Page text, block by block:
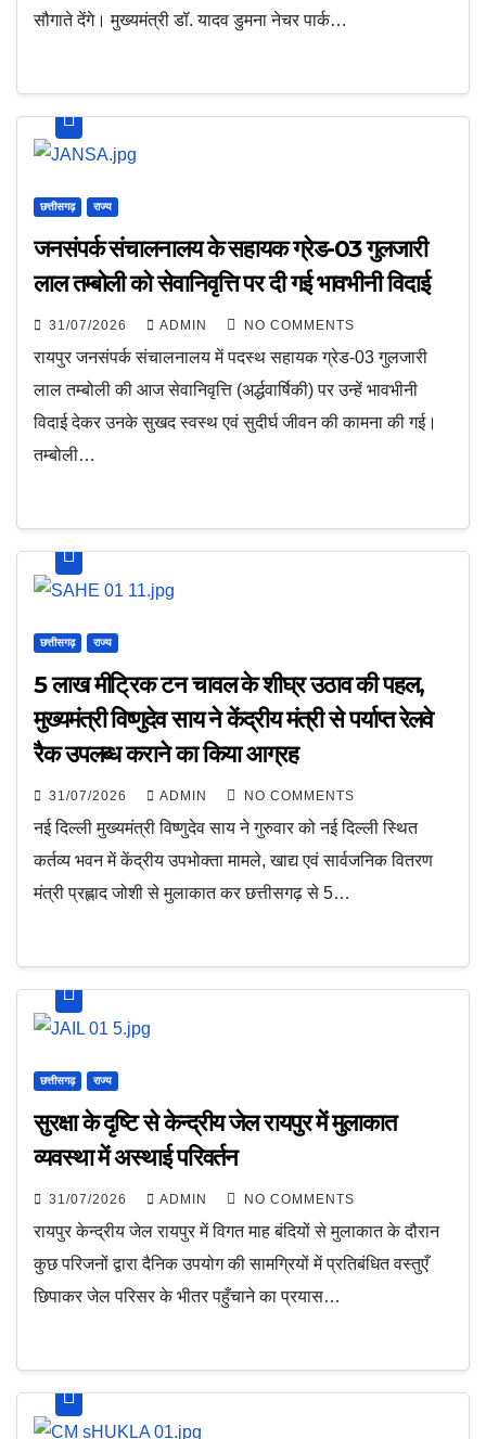
सौगाते देंगे। मुख्यमंत्री डॉ. यादव डुमना नेचर पार्क…
छत्तीसगढ़ राज्य
जनसंपर्क संचालनालय के सहायक ग्रेड-03 गुलजारी
लाल तम्बोली को सेवानिवृत्ति पर दी गई भावभीनी विदाई
31/07/2026 ADMIN NO COMMENTS
रायपुर जनसंपर्क संचालनालय में पदस्थ सहायक ग्रेड-03 गुलजारी
लाल तम्बोली की आज सेवानिवृत्ति (अर्द्धवार्षिकी) पर उन्हें भावभीनी
विदाई देकर उनके सुखद स्वस्थ एवं सुदीर्घ जीवन की कामना की गई।
तम्बोली…
छत्तीसगढ़ राज्य
5 लाख मीट्रिक टन चावल के शीघ्र उठाव की पहल,
मुख्यमंत्री विष्णुदेव साय ने केंद्रीय मंत्री से पर्याप्त रेलवे
रैक उपलब्ध कराने का किया आग्रह
31/07/2026 ADMIN NO COMMENTS
नई दिल्ली मुख्यमंत्री विष्णुदेव साय ने गुरुवार को नई दिल्ली स्थित
कर्तव्य भवन में केंद्रीय उपभोक्ता मामले, खाद्य एवं सार्वजनिक वितरण
मंत्री प्रह्लाद जोशी से मुलाकात कर छत्तीसगढ़ से 5…
छत्तीसगढ़ राज्य
सुरक्षा के दृष्टि से केन्द्रीय जेल रायपुर में मुलाकात
व्यवस्था में अस्थाई परिवर्तन
31/07/2026 ADMIN NO COMMENTS
रायपुर केन्द्रीय जेल रायपुर में विगत माह बंदियों से मुलाकात के दौरान
कुछ परिजनों द्वारा दैनिक उपयोग की सामग्रियों में प्रतिबंधित वस्तुएँ
छिपाकर जेल परिसर के भीतर पहुँचाने का प्रयास…